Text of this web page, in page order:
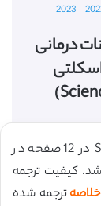
درمانی
این مقاله انگلیسی ISI در نشریه Sciencedomain در 12 صفحه در
آن 11 صفحه میباشد. کیفیت ترجمه
خلاصهترجمه شده